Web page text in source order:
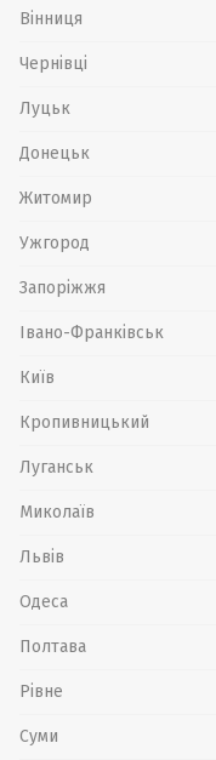
Вінниця
Чернівці
Луцьк
Донецьк
Житомир
Ужгород
Запоріжжя
Івано-Франківськ
Київ
Кропивницький
Луганськ
Миколаїв
Львів
Одеса
Полтава
Рівне
Суми